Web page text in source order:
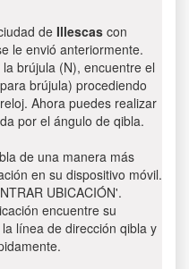
de Illescas con
le envió anteriormente.
brújula (N), encuentre el
brújula) procediendo
Ahora puedes realizar
por el ángulo de qibla.
de una manera más
en su dispositivo móvil.
UBICACIÓN'.
encuentre su
línea de dirección qibla y